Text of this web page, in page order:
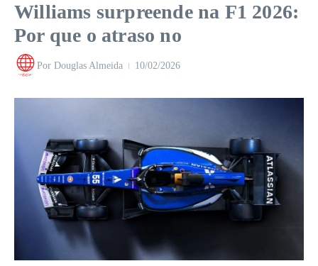
Williams surpreende na F1 2026:
Por que o atraso no
Por Douglas Almeida 10/02/2026